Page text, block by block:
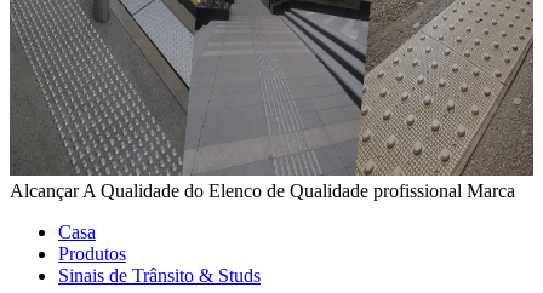
Alcançar A Qualidade do Elenco de Qualidade profissional Marca
Casa
Produtos
Sinais de Trânsito & Studs